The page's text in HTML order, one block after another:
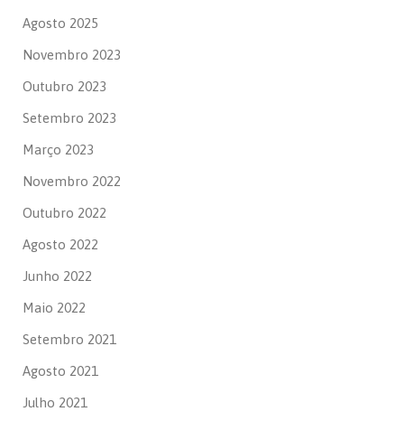
Agosto 2025
Novembro 2023
Outubro 2023
Setembro 2023
Março 2023
Novembro 2022
Outubro 2022
Agosto 2022
Junho 2022
Maio 2022
Setembro 2021
Agosto 2021
Julho 2021